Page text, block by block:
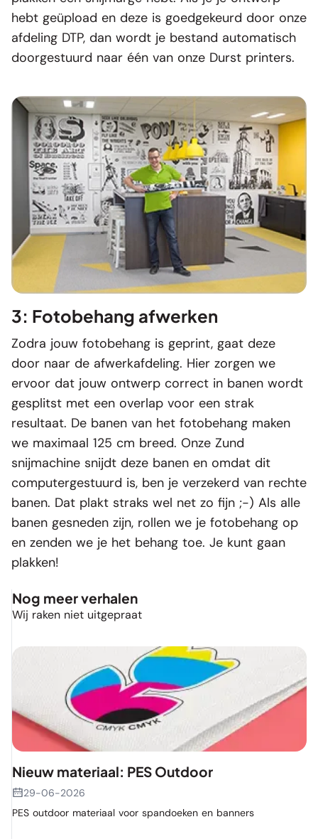
hebt geüpload en deze is goedgekeurd door onze
afdeling DTP, dan wordt je bestand automatisch
doorgestuurd naar één van onze Durst printers.
3: Fotobehang afwerken
Zodra jouw fotobehang is geprint, gaat deze
door naar de afwerkafdeling. Hier zorgen we
ervoor dat jouw ontwerp correct in banen wordt
gesplitst met een overlap voor een strak
resultaat. De banen van het fotobehang maken
we maximaal 125 cm breed. Onze Zund
snijmachine snijdt deze banen en omdat dit
computergestuurd is, ben je verzekerd van rechte
banen. Dat plakt straks wel net zo fijn ;-) Als alle
banen gesneden zijn, rollen we je fotobehang op
en zenden we je het behang toe. Je kunt gaan
plakken!
Nog meer verhalen
Wij raken niet uitgepraat
Nieuw materiaal: PES Outdoor
29-06-2026
PES outdoor materiaal voor spandoeken en banners